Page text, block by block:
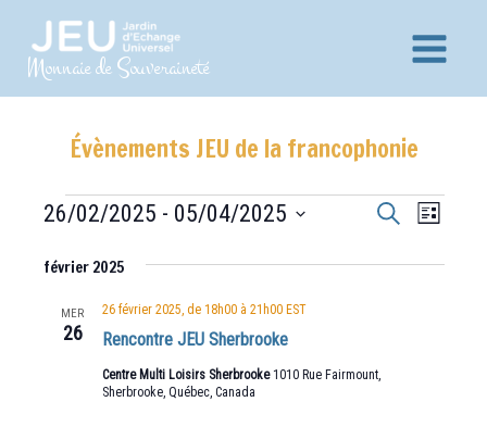
contenuMonnaie de Souveraineté
Main
Évènements JEU de la francophonie
Évènements Recherche
Évènements
Recherche
vues
Liste
26/02/2025 - 05/04/2025
une
février 2025
MER
26 Rencontre JEU Sherbrooke
26 février 2025, de 18h00à 21h00 EST
Centre Multi Loisirs Sherbrooke 1010 Rue Fairmount,
Sherbrooke, Québec, Canada